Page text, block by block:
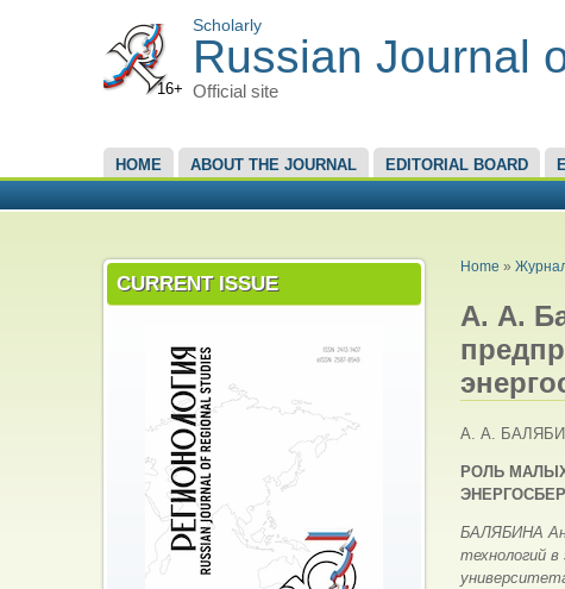
16+
Scholarly
Russian Journal
Official site
MAIN MENU
HOME ABOUT THE JOURNAL EDITORIAL BOARD
CURRENT ISSUE
YOU ARE
Home »
А. А.
А. А.
РОЛЬ
БАЛЯБИНА
технологий в